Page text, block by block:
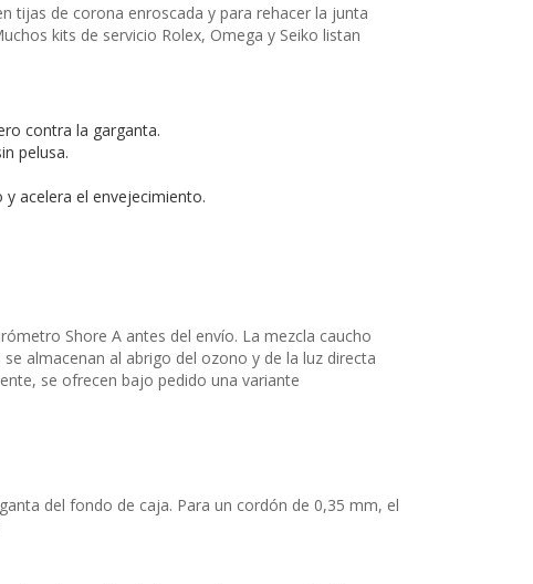
tijas de corona enroscada y para rehacer la junta
kits de servicio Rolex, Omega y Seiko listan
contra la garganta.
pelusa.
acelera el envejecimiento.
Shore A antes del envío. La mezcla caucho
almacenan al abrigo del ozono y de la luz directa
se ofrecen bajo pedido una variante
del fondo de caja. Para un cordón de 0,35 mm, el